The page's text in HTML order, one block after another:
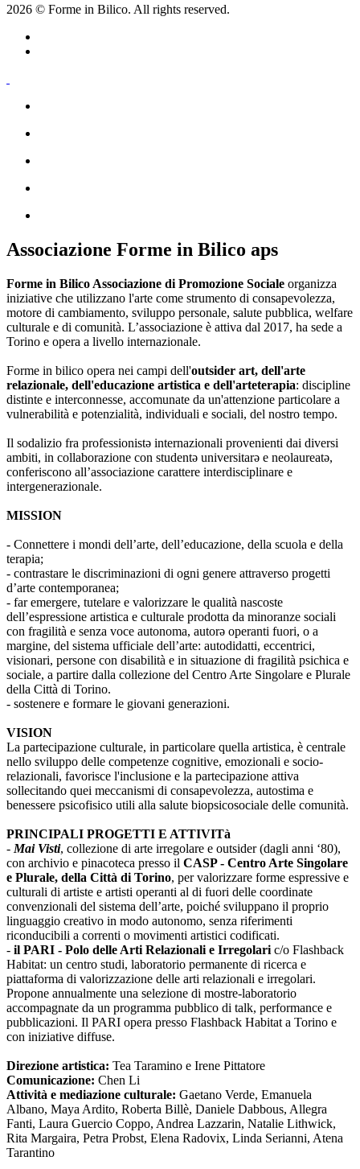
2026 © Forme in Bilico. All rights reserved.
Associazione Forme in Bilico aps
Forme in Bilico Associazione di Promozione Sociale organizza
iniziative che utilizzano l'arte come strumento di consapevolezza,
motore di cambiamento, sviluppo personale, salute pubblica, welfare
culturale e di comunità. L’associazione è attiva dal 2017, ha sede a
Torino e opera a livello internazionale.
Forme in bilico opera nei campi dell'outsider art, dell'arte
relazionale, dell'educazione artistica e dell'arteterapia: discipline
distinte e interconnesse, accomunate da un'attenzione particolare a
vulnerabilità e potenzialità, individuali e sociali, del nostro tempo.
Il sodalizio fra professionistə internazionali provenienti dai diversi
ambiti, in collaborazione con studentə universitarə e neolaureatə,
conferiscono all’associazione carattere interdisciplinare e
intergenerazionale.
MISSION
- Connettere i mondi dell’arte, dell’educazione, della scuola e della
terapia;
- contrastare le discriminazioni di ogni genere attraverso progetti
d’arte contemporanea;
- far emergere, tutelare e valorizzare le qualità nascoste
dell’espressione artistica e culturale prodotta da minoranze sociali
con fragilità e senza voce autonoma, autorə operanti fuori, o a
margine, del sistema ufficiale dell’arte: autodidatti, eccentrici,
visionari, persone con disabilità e in situazione di fragilità psichica e
sociale, a partire dalla collezione del Centro Arte Singolare e Plurale
della Città di Torino.
- sostenere e formare le giovani generazioni.
VISION
La partecipazione culturale, in particolare quella artistica, è centrale
nello sviluppo delle competenze cognitive, emozionali e socio-
relazionali, favorisce l'inclusione e la partecipazione attiva
sollecitando quei meccanismi di consapevolezza, autostima e
benessere psicofisico utili alla salute biopsicosociale delle comunità.
PRINCIPALI PROGETTI E ATTIVITà
- Mai Visti, collezione di arte irregolare e outsider (dagli anni ‘80),
con archivio e pinacoteca presso il CASP - Centro Arte Singolare
e Plurale, della Città di Torino, per valorizzare forme espressive e
culturali di artiste e artisti operanti al di fuori delle coordinate
convenzionali del sistema dell’arte, poiché sviluppano il proprio
linguaggio creativo in modo autonomo, senza riferimenti
riconducibili a correnti o movimenti artistici codificati.
- il PARI - Polo delle Arti Relazionali e Irregolari c/o Flashback
Habitat: un centro studi, laboratorio permanente di ricerca e
piattaforma di valorizzazione delle arti relazionali e irregolari.
Propone annualmente una selezione di mostre-laboratorio
accompagnate da un programma pubblico di talk, performance e
pubblicazioni. Il PARI opera presso Flashback Habitat a Torino e
con iniziative diffuse.
Direzione artistica: Tea Taramino e Irene Pittatore
Comunicazione: Chen Li
Attività e mediazione culturale: Gaetano Verde, Emanuela
Albano, Maya Ardito, Roberta Billè, Daniele Dabbous, Allegra
Fanti, Laura Guercio Coppo, Andrea Lazzarin, Natalie Lithwick,
Rita Margaira, Petra Probst, Elena Radovix, Linda Serianni, Atena
Tarantino